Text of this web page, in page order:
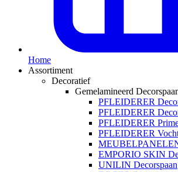
Home
Assortiment
Decoratief
Gemelamineerd
PFLEIDERER
PFLEIDERER
PFLEIDERER
PFLEIDERER
EMPORIO SKIN
UNILIN Decorspaan